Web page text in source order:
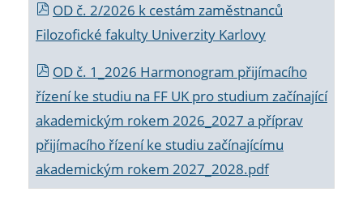
OD č. 2/2026 k cestám zaměstnanců
Filozofické fakulty Univerzity Karlovy
OD č. 1_2026 Harmonogram přijímacího
řízení ke studiu na FF UK pro studium začínající
akademickým rokem 2026_2027 a příprav
přijímacího řízení ke studiu začínajícímu
akademickým rokem 2027_2028.pdf